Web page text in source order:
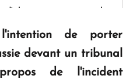
ne se pose pas. "
de résilience et d'avenir
de porter
devant un tribunal
de l'incident